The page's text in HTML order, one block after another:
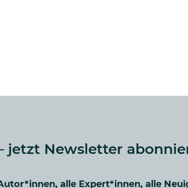
jetzt Newsletter
alle Expert*innen, alle